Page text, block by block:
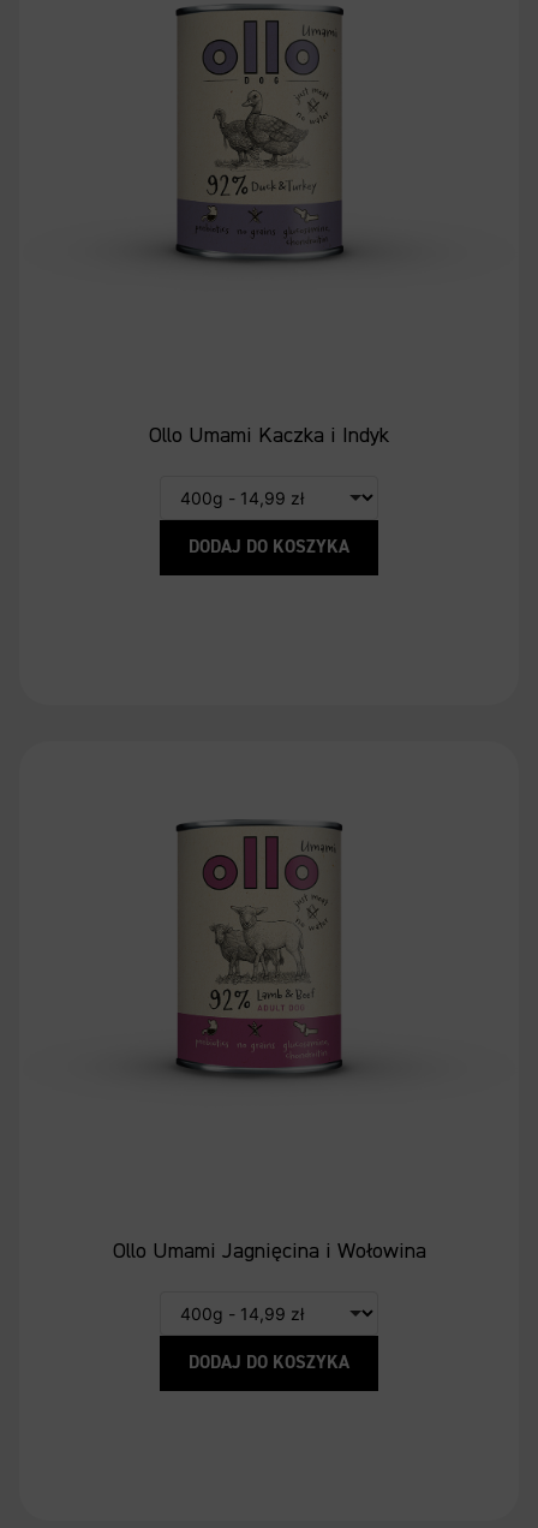
Ollo Umami Kaczka i Indyk
DODAJ DO KOSZYKA
Ollo Umami Jagnięcina i Wołowina
DODAJ DO KOSZYKA